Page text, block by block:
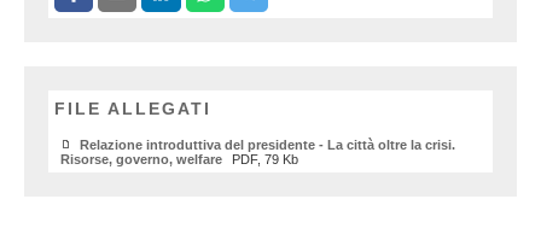
FILE ALLEGATI
Relazione introduttiva del presidente - La città oltre la crisi.
Risorse, governo, welfare
PDF, 79 Kb